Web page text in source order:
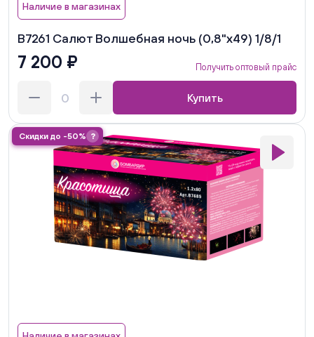
Наличие в магазинах
В7261 Салют Волшебная ночь (0,8"х49) 1/8/1
7 200 ₽ Получить оптовый прайс
Купить
Скидки до -50% ?